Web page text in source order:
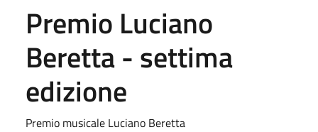
Premio Luciano
Beretta - settima
edizione
Premio musicale Luciano Beretta